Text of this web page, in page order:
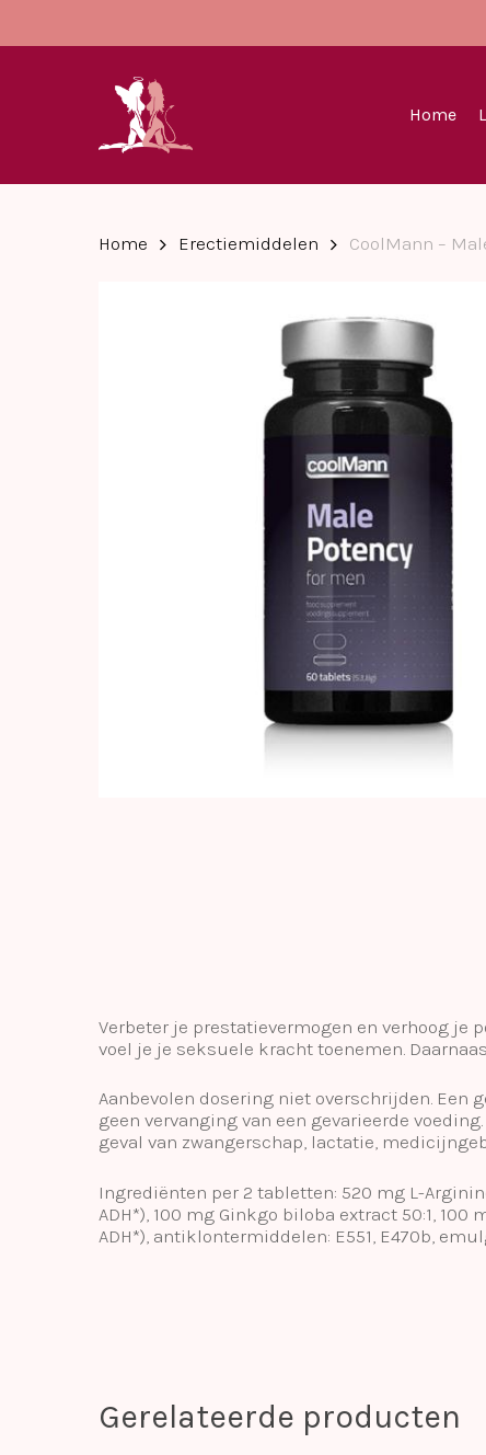
Hit enter to search or ESC to close
Home
Home Erectiemiddelen CoolMann –
Verbeter je prestatievermogen en verhoog
voel je je seksuele kracht toenemen.
Aanbevolen dosering niet overschrijden. Een
geen vervanging van een gevarieerde
geval van zwangerschap, lactatie,
Ingrediënten per 2 tabletten: 520 mg L-
ADH*), 100 mg Ginkgo biloba extract 50:1,
ADH*), antiklontermiddelen: E551, E470b,
Gerelateerde producten